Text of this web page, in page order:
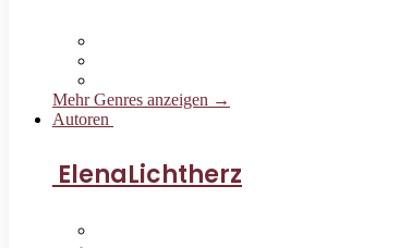
Mehr Genres anzeigen →
Autoren
ElenaLichtherz